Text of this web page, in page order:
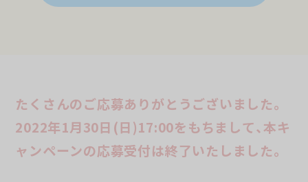
応募資格
応募資格者は、以下のいずれにも該当する方といたしま
す。
たくさんのご応募ありがとうございました。
2022年1月30日(日)17:00をもちまして、 本キ
ャンペーンの応募受付は終了いたしました。